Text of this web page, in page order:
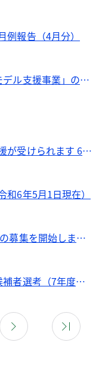
報告（4月分）
デル支援事業」の採
が受けられます 6月
和6年5月1日現在）
募集を開始します
者選考（7年度採